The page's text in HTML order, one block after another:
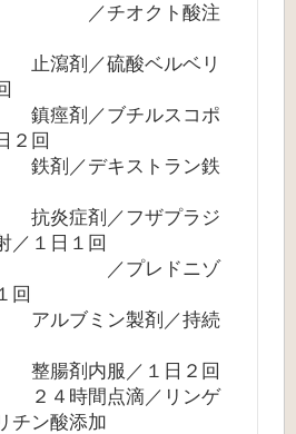
クト酸注
硫酸ベルベリ
ブチルスコポ
２回
キストラン鉄
／フザプラジ
／１日１回
ドニゾ
回
ン製剤／持続
服／１日２回
点滴／リンゲ
チン酸添加